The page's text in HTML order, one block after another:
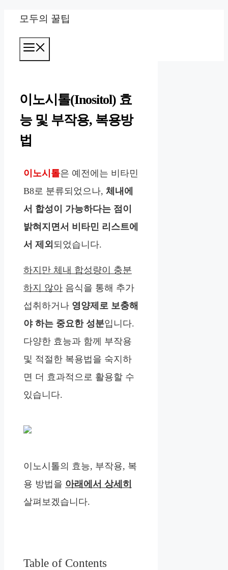
모두의 꿀팁
이노시톨(Inositol) 효
능 및 부작용, 복용방
법
이노시톨은 예전에는 비타민
B8로 분류되었으나, 체내에
서 합성이 가능하다는 점이
밝혀지면서 비타민 리스트에
서 제외 되었습니다.
하지만 체내 합성량이 충분
하지 않아 음식을 통해 추가
섭취하거나 영양제로 보충해
야 하는 중요한 성분입니다.
다양한 효능과 함께 부작용
및 적절한 복용법을 숙지하
면 더 효과적으로 활용할 수
있습니다.
이노시톨의 효능, 부작용, 복
용 방법을 아래에서 상세히
살펴보겠습니다.
Table of Contents